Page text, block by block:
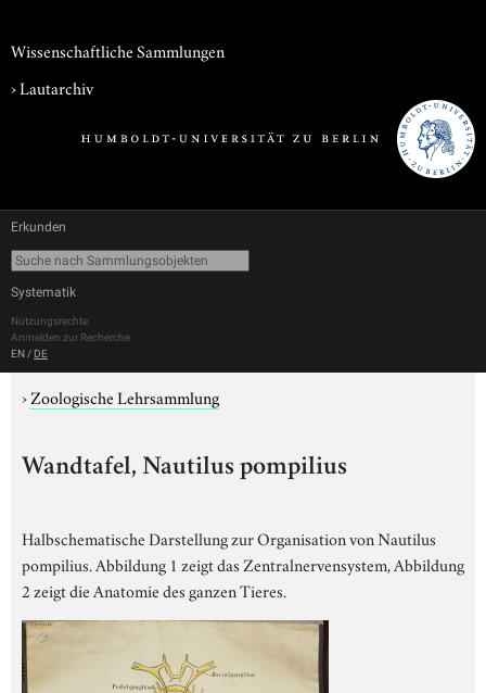
Wissenschaftliche Sammlungen
›Lautarchiv
Erkunden
Systematik
Nutzungsrechte
Anmelden zur Recherche
EN / DE
›Zoologische Lehrsammlung
Wandtafel, Nautilus pompilius
Halbschematische Darstellung zur Organisation von Nautilus
pompilius. Abbildung 1 zeigt das Zentralnervensystem, Abbildung
2 zeigt die Anatomie des ganzen Tieres.